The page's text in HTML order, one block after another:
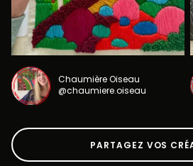
Chaumière Oiseau
@chaumiere.oiseau
PARTAGEZ VOS